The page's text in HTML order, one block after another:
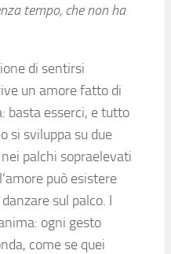
tempo, che non ha
di sentirsi
un amore fatto di
basta esserci, e tutto
si sviluppa su due
palchi sopraelevati
può esistere
sul palco. I
ogni gesto
come se quei